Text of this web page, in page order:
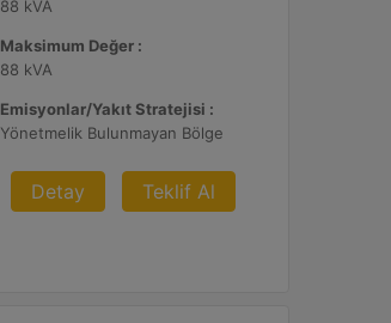
88 kVA
Maksimum Değer :
88 kVA
Emisyonlar/Yakıt Stratejisi :
Yönetmelik Bulunmayan Bölge
Detay Teklif Al